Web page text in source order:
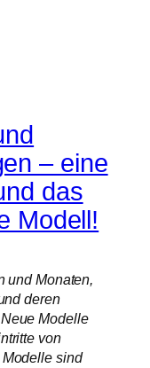
– eine
das
Modell!
und Monaten,
deren
Modelle
von
sind